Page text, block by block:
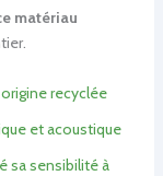
matériau
recyclée
et acoustique
sa sensibilité à